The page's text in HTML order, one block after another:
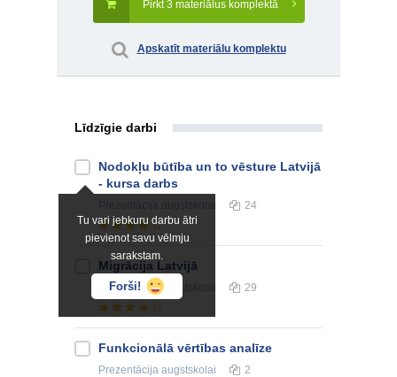
Pirkt 3 materiālus komplektā
Apskatīt materiālu komplektu
Līdzīgie darbi
Tu vari jebkuru darbu ātri
pievienot savu vēlmju
sarakstam.
Forši!
Nodokļu būtība un to vēsture Latvijā
- kursa darbs
24
Migrācija Latvijā
Prezentācijaaugstskolai 29
Funkcionālā vērtības analīze
Prezentācija augstskolai 2